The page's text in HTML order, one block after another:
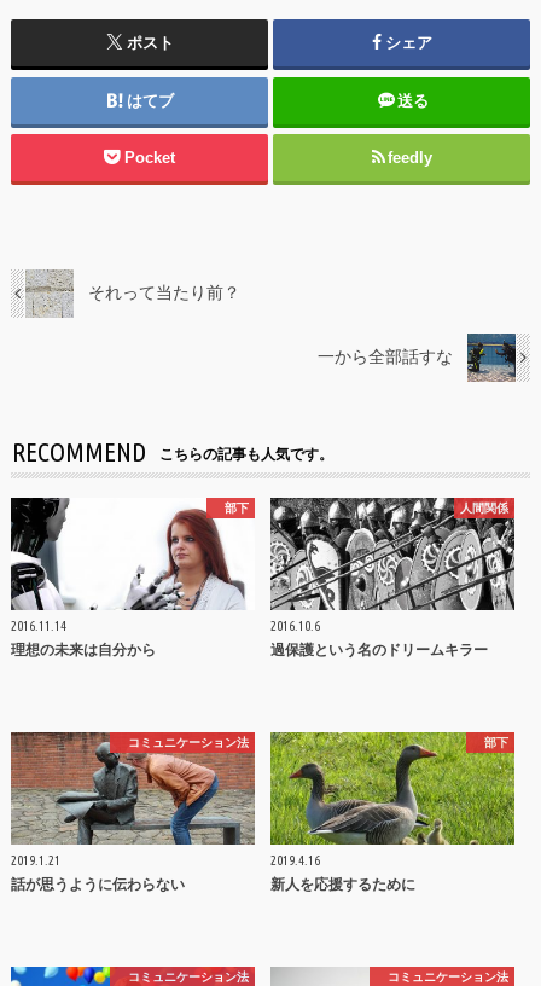
ポスト シェア
はてブ 送る
Pocket feedly
それって当たり前？
一から全部話すな
RECOMMEND こちらの記事も人気です。
部下
2016.11.14
理想の未来は自分から
人間関係
2016.10.6
過保護という名のドリームキラー
コミュニケーション法
2019.1.21
話が思うように伝わらない
部下
2019.4.16
新人を応援するために
コミュニケーション法 コミュニケーション法